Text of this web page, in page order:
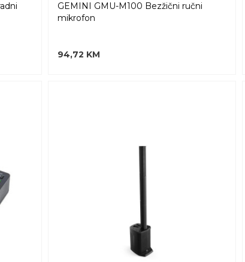
GEMINI GMU-M100 Bezžični ručni
mikrofon
94,72 KM